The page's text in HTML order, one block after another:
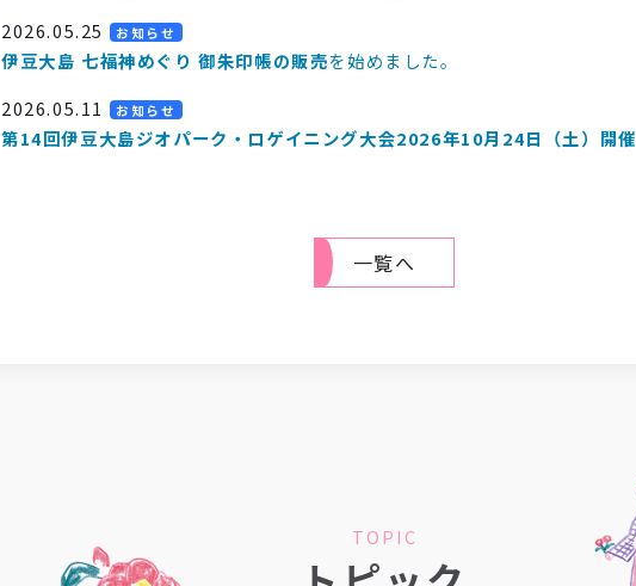
2026.05.25
お知らせ
伊豆大島 七福神めぐり 御朱印帳の販売を始めました。
2026.05.11
お知らせ
第14回伊豆大島ジオパーク・ロゲイニング大会2026年10月24日（土）開催
一覧へ
TOPIC